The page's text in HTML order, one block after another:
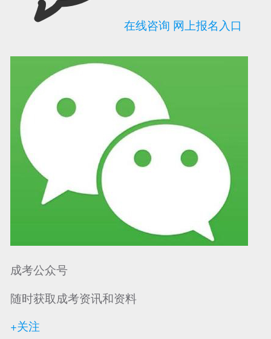
可信网站信用评 网络警察提醒你 诚信网站
在线咨询 网上报名入口
成考公众号
随时获取成考资讯和资料
+关注